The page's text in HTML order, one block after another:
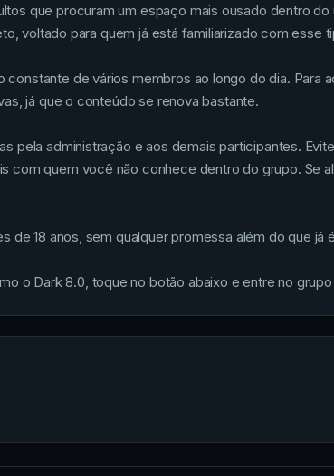
que procuram um espaço mais ousado dentro
voltado para quem já está familiarizado com esse
de vários membros ao longo do dia. Para
já que o conteúdo se renova bastante.
pela administração e aos demais participantes.
quem você não conhece dentro do grupo. Se
18 anos, sem qualquer promessa além do que já
o Dark 8.0, toque no botão abaixo e entre no